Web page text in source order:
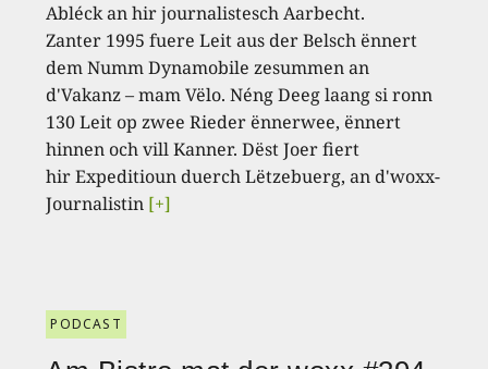
Abléck an hir journalistesch Aarbecht.
Zanter 1995 fuere Leit aus der Belsch ënnert
dem Numm Dynamobile zesummen an
d'Vakanz – mam Vëlo. Néng Deeg laang si ronn
130 Leit op zwee Rieder ënnerwee, ënnert
hinnen och vill Kanner. Dëst Joer fiert
hir Expeditioun duerch Lëtzebuerg, an d'woxx-
Journalistin [+]
PODCAST